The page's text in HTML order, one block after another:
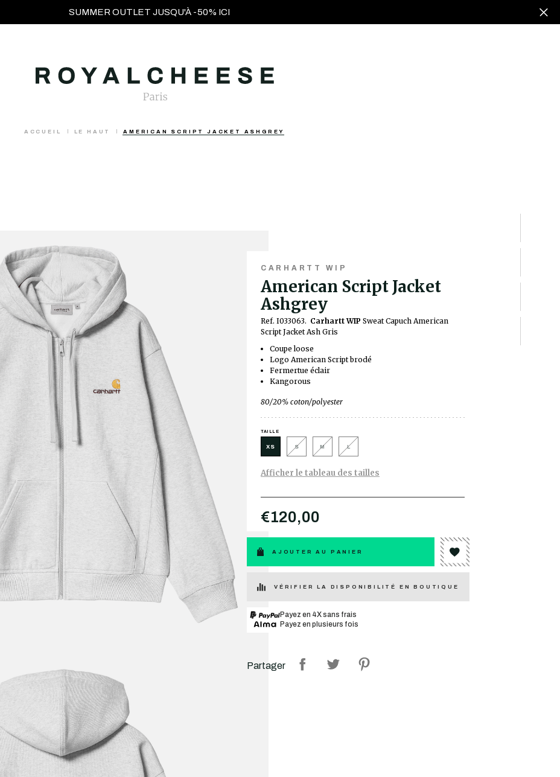
SUMMER OUTLET JUSQU'À -50% ICI
ACCUEIL LE HAUT AMERICAN SCRIPT JACKET ASHGREY
CARHARTT WIP
American Script Jacket
Ashgrey
Ref. I033063. Carhartt WIP Sweat Capuch American
Script Jacket Ash Gris
Coupe loose
Logo American Script brodé
Fermertue éclair
Kangorous
80/20% coton/polyester
TAILLE
XS S M L
Afficher le tableau des tailles
€120,00
AJOUTER AU PANIER
VÉRIFIER LA DISPONIBILITÉ EN BOUTIQUE
Payez en 4X sans frais
Payez en plusieurs fois
Partager